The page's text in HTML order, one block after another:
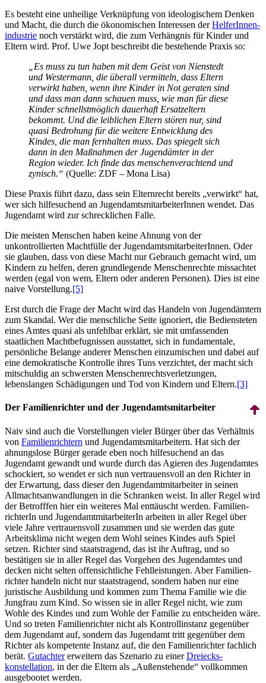
Es besteht eine unheilige Verknüpfung von ideologischem Denken
und Macht, die durch die ökonomischen Interessen derHelferInnen­
industrie noch verstärkt wird, die zum Verhängnis für Kinder und
Eltern wird. Prof. Uwe Jopt beschreibt die bestehende Praxis so:
„Es muss zu tun haben mit dem Geist von Nienstedt
und Westermann, die überall vermitteln, dass Eltern
verwirkt haben, wenn ihre Kinder in Not geraten sind
und dass man dann schauen muss, wie man für diese
Kinder schnellst­möglich dauerhaft Ersatz­eltern
bekommt. Und die leiblichen Eltern stören nur, sind
quasi Bedrohung für die weitere Entwicklung des
Kindes, die man fernhalten muss. Das spiegelt sich
dann in den Maßnahmen der Jugendämter in der
Region wieder. Ich finde das menschen­verachtend und
zynisch.“ (Quelle: ZDF – Mona Lisa)
Diese Praxis führt dazu, dass sein Elternrecht bereits „verwirkt“ hat,
wer sich hilfesuchend an Jugend­amts­mit­arbeiterInnen wendet. Das
Jugendamt wird zur schrecklichen Falle.
Die meisten Menschen haben keine Ahnung von der
unkontrollierten Machtfülle der Jugend­amts­mit­arbeiterInnen. Oder
sie glauben, dass von diese Macht nur Gebrauch gemacht wird, um
Kindern zu helfen, deren grundlegende Menschen­rechte missachtet
werden (egal von wem, Eltern oder anderen Personen). Dies ist eine
naive Vorstellung.[5]
Erst durch die Frage der Macht wird das Handeln von Jugendämtern
zum Skandal. Wer die menschliche Seite ignoriert, die Bediensteten
eines Amtes quasi als unfehlbar erklärt, sie mit umfassenden
staatlichen Machtbefugnissen ausstattet, sich in fundamentale,
persönliche Belange anderer Menschen einzumischen und dabei auf
eine demokratische Kontrolle ihres Tuns verzichtet, der macht sich
mitschuldig an schwersten Menschen­rechts­verletzungen,
lebenslangen Schädigungen und Tod von Kindern und Eltern.[3]
Der Familien­richter und der Jugend­amts­mit­arbeiter
Naiv sind auch die Vorstellungen vieler Bürger über das Verhältnis
von Familien­richtern und Jugend­amts­mit­arbeitern. Hat sich der
ahnungslose Bürger gerade eben noch hilfesuchend an das
Jugendamt gewandt und wurde durch das Agieren des Jugendamtes
schockiert, so wendet er sich nun vertrauensvoll an den Richter in
der Erwartung, dass dieser den Jugend­amt­mit­arbeiter in seinen
Allmachts­anwandlungen in die Schranken weist. In aller Regel wird
der Betrofffen hier ein weiteres Mal enttäuscht werden. Familien­
richterIn und Jugend­amt­mit­arbeiterIn arbeiten in aller Regel über
viele Jahre vertrauensvoll zusammen und sie werden das gute
Arbeitsklima nicht wegen dem Wohl seines Kindes aufs Spiel
setzen. Richter sind staatstragend, das ist ihr Auftrag, und so
bestätigen sie in aller Regel das Vorgehen des Jugendamtes und
decken nicht selten offensichtliche Fehlleistungen. Aber Familien­
richter handeln nicht nur staatstragend, sondern haben nur eine
juristische Ausbildung und kommen zum Thema Familie wie die
Jungfrau zum Kind. So wissen sie in aller Regel nicht, wie zum
Wohle des Kindes und zum Wohle der Familie zu entscheiden wäre.
Und so treten Familien­richter nicht als Kontrollinstanz gegenüber
dem Jugendamt auf, sondern das Jugendamt tritt gegenüber dem
Richter als kompetente Instanz auf, die den Familien­richter fachlich
berät. Gutachtererweitern das Szenario zu einerDreiecks­
konstellation, in der die Eltern als „Außen­stehende“ vollkommen
ausgebootet werden.